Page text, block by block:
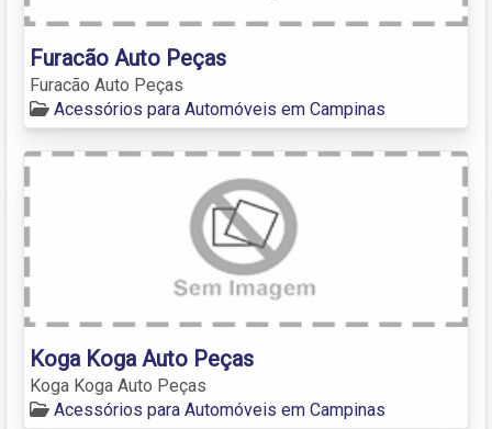
Furacão Auto Peças
Furacão Auto Peças
Acessórios para Automóveis em Campinas
Koga Koga Auto Peças
Koga Koga Auto Peças
Acessórios para Automóveis em Campinas